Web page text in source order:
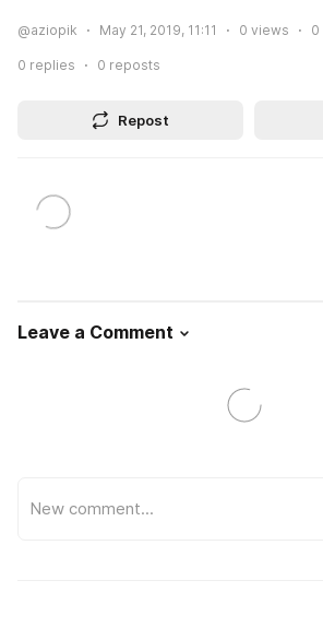
@aziopik May 21, 2019, 11:11 0 views 0
0 replies 0 reposts
Repost
Leave a Comment